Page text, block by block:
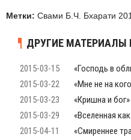
Метки: Свами Б.Ч. Бхарати
ДРУГИЕ МАТЕРИАЛЫ
2015-03-15
«Господь в
2015-03-22
«Мне не на
2015-03-23
«Кришна и бог»
2015-03-29
«Вселенная
2015-04-11
«Смиреннее